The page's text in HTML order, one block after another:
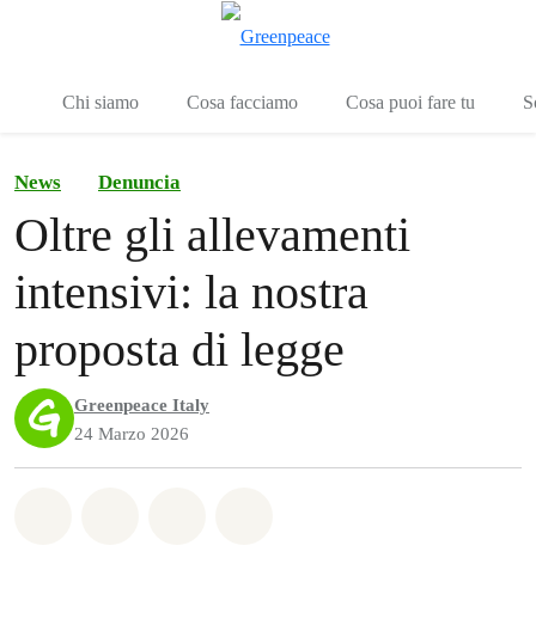
Chi siamo Cosa facciamo Cosa puoi fare tu
News Denuncia
Oltre gli allevamenti
intensivi: la nostra
proposta di legge
Greenpeace Italy
24 Marzo 2026